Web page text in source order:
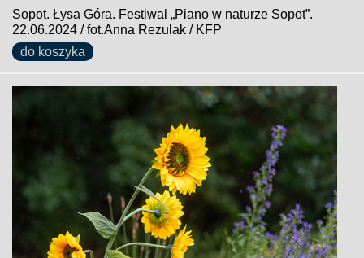
Sopot. Łysa Góra. Festiwal „Piano w naturze Sopot”.
22.06.2024 / fot.Anna Rezulak / KFP
do koszyka